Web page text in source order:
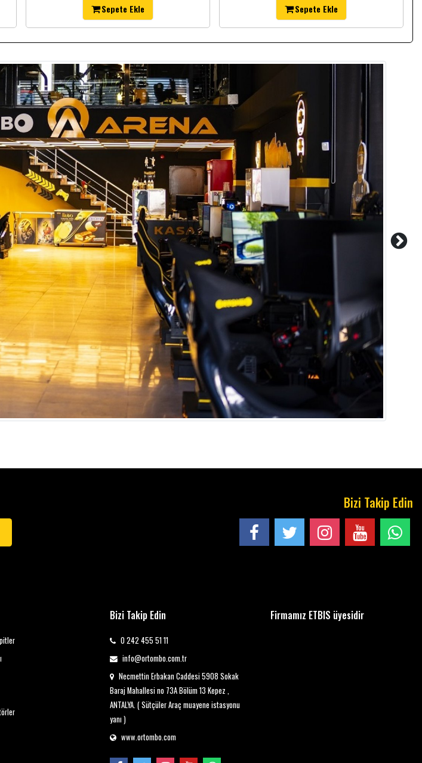
Sepete Ekle Sepete Ekle
Bizi Takip Edin
Bizi Takip Edin
0 242 455 51 11
info@ortombo.com.tr
Necmettin Erbakan Caddesi 5908 Sokak
Baraj Mahallesi no 73A Bölüm 13 Kepez ,
ANTALYA. ( Sütçüler Araç muayene istasyonu
yanı )
www.ortombo.com
Firmamız ETBIS üyesidir